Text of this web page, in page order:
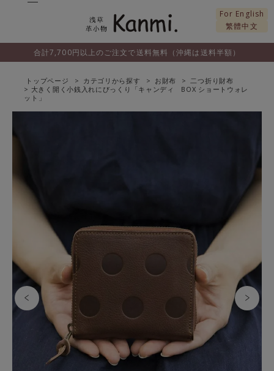
For English
繁體中文
合計7,700円以上のご注文で送料無料（沖縄は送料半額）
トップページ カテゴリから探す お財布
二つ折り財布
大きく開く小銭入れにびっくり「キャンディ BOX ショートウォレ
ット」